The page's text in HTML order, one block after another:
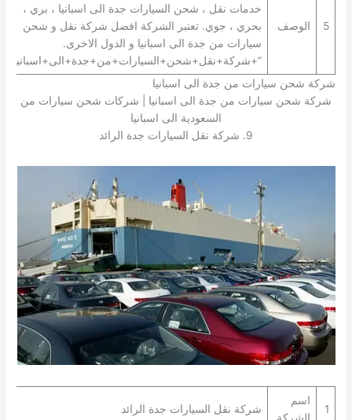
5 الوصف
خدمات نقل ، شحن السيارات جدة الى اسبانيا ، بري ،
بحري ، جوي. تعتبر الشركة افضل شركة نقل و شحن
سيارات من جدة الى اسبانيا و الدول الاخرى.
“+شركة+نقل+شحن+السيارات+من+جدة+الى+اسبانيا+”
شركة شحن سيارات من جدة الى اسبانيا
شركة شحن سيارات من جدة الى اسبانيا | شركات شحن سيارات من
السعودية الى اسبانيا
9. شركة نقل السيارات جدة الرائد
1
اسم
شركة نقل السيارات جدة الرائد